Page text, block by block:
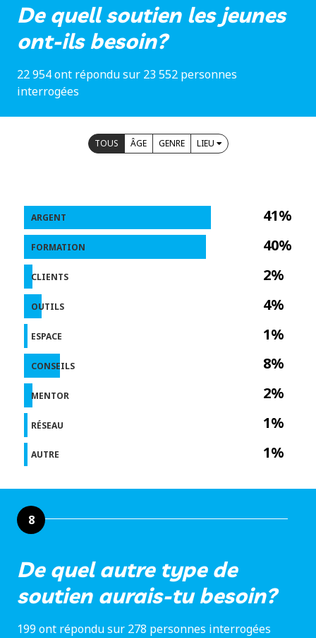
De quell soutien les jeunes
ont-ils besoin?
22 954 ont répondu sur 23 552 personnes
interrogées
TOUS ÂGE GENRE LIEU
41%
40%
2%
4%
1%
8%
2%
1%
1%
ARGENT
FORMATION
CLIENTS
OUTILS
ESPACE
CONSEILS
MENTOR
RÉSEAU
AUTRE
8
De quel autre type de
soutien aurais-tu besoin?
199 ont répondu sur 278 personnes interrogées